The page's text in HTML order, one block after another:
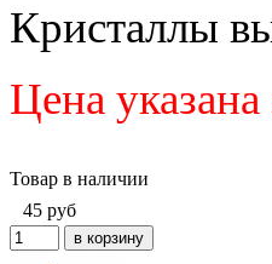
Кристаллы
Цена указана
Товар в наличии
45 руб